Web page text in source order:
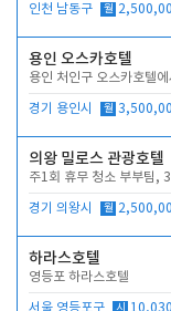
인천 남동구 월
용인 오스카호텔
용인 처인구 오스카호텔
경기 용인시 월
의왕 밀로스 관광호텔
주1회 휴무 청소 부부팀,
경기 의왕시 월
하라스호텔
영등포 하라스호텔
시